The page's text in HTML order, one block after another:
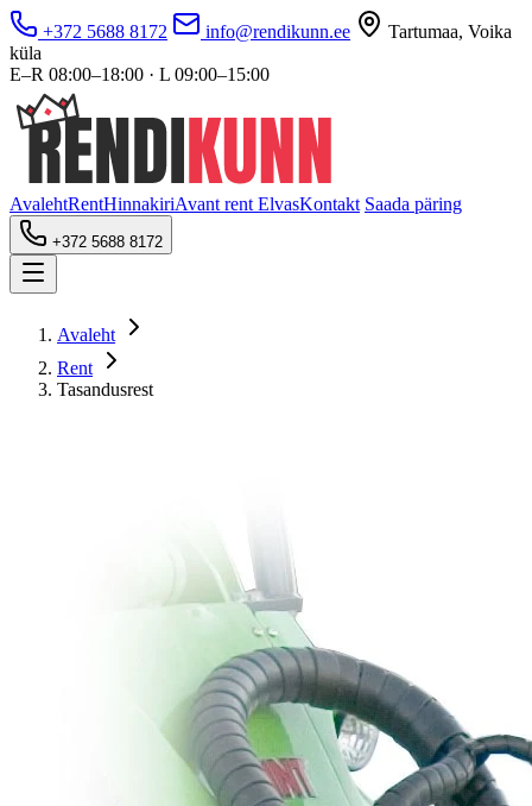
+372 5688 8172 info@rendikunn.ee
Tartumaa, Voika
küla
E–R 08:00–18:00 · L 09:00–15:00
AvalehtRentHinnakiriAvant rent ElvasKontakt Saada päring
+372 5688 8172
Avaleht
Rent
Tasandusrest